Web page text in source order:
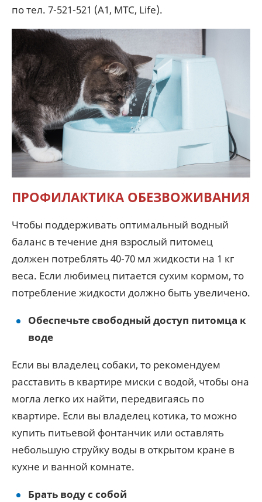
по тел. 7-521-521 (А1, МТС, Life).
ПРОФИЛАКТИКА ОБЕЗВОЖИВАНИЯ
Чтобы поддерживать оптимальный водный
баланс в течение дня взрослый питомец
должен потреблять 40-70 мл жидкости на 1 кг
веса. Если любимец питается сухим кормом, то
потребление жидкости должно быть увеличено.
Обеспечьте свободный доступ питомца к
воде
Если вы владелец собаки, то рекомендуем
расставить в квартире миски с водой, чтобы она
могла легко их найти, передвигаясь по
квартире. Если вы владелец котика, то можно
купить питьевой фонтанчик или оставлять
небольшую струйку воды в открытом кране в
кухне и ванной комнате.
Брать воду с собой